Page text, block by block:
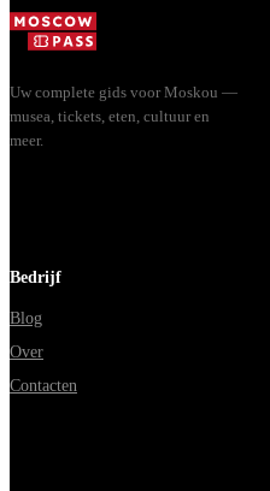
Uw complete gids voor Moskou —
musea, tickets, eten, cultuur en
meer.
Bedrijf
Blog
Over
Contacten